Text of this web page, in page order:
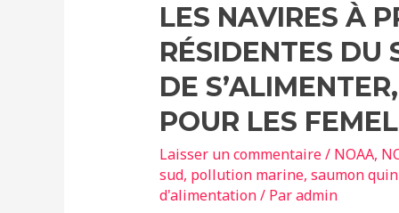
LES NAVIRES À
RÉSIDENTES DU
DE
POUR LES
Laisser un commentaire/ NOAA,
sud, pollution marine, saumon
d'alimentation/ Paradmin